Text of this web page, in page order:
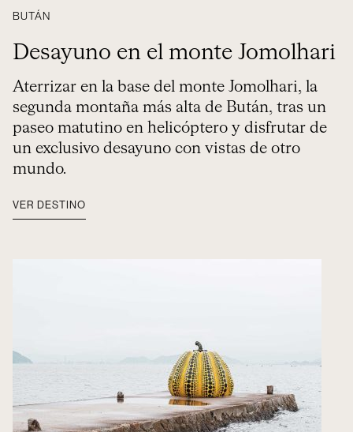
BUTÁN
Desayuno en el monte Jomolhari
Aterrizar en la base del monte Jomolhari, la
segunda montaña más alta de Bután, tras un
paseo matutino en helicóptero y disfrutar de
un exclusivo desayuno con vistas de otro
mundo.
VER DESTINO